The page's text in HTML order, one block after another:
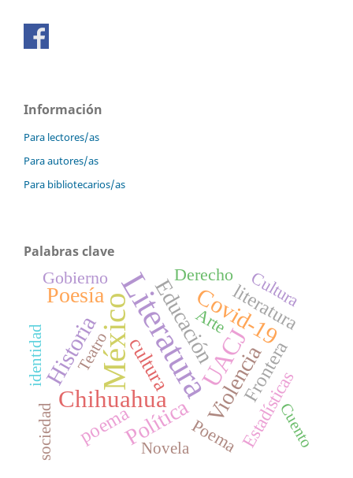
Información
Para lectores/as
Para autores/as
Para bibliotecarios/as
Palabras clave
Literatura
México UACJ
Chihuahua
Historia Covid-19
Poesía
Violencia
Educación
Política
cultura
poema
Frontera
literatura
Estadísticas
Cultura
Poema
Arte
Derecho
Gobierno
sociedad
Teatro
identidad
Cuento
Novela